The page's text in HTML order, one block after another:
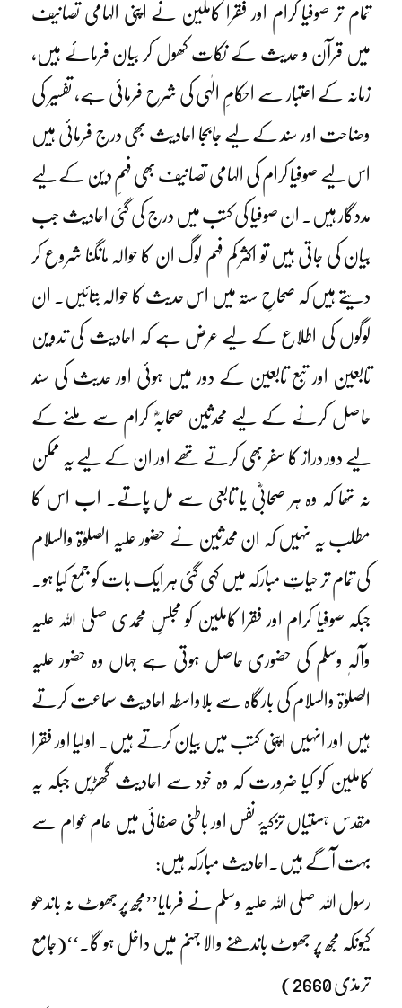
تمام تر صوفیا کرام اور فقرا کاملین نے اپنی الہامی تصانیف
میں قرآن و حدیث کے نکات کھول کر بیان فرمائے ہیں،
زمانہ کے اعتبار سے احکامِ الٰہی کی شرح فرمائی ہے، تفسیر کی
وضاحت اور سند کے لیے جابجا احادیث بھی درج فرمائی ہیں
اس لیے صوفیا کرام کی الہامی تصانیف بھی فہمِ دین کے لیے
مددگار ہیں۔ ان صوفیا کی کتب میں درج کی گئی احادیث جب
بیان کی جاتی ہیں تو اکثر کم فہم لوگ ان کا حوالہ مانگنا شروع کر
دیتے ہیں کہ صحاحِ ستہ میں اس حدیث کا حوالہ بتائیں۔ ان
لوگوں کی اطلاع کے لیے عرض ہے کہ احادیث کی تدوین
تابعین اور تبع تابعین کے دور میں ہوئی اور حدیث کی سند
حاصل کرنے کے لیے محدثین صحابہؓ کرام سے ملنے کے
لیے دور دراز کا سفر بھی کرتے تھے اور ان کے لیے یہ ممکن
نہ تھا کہ وہ ہر صحابیؓ یا تابعی سے مل پاتے۔ اب اس کا
مطلب یہ نہیں کہ ان محدثین نے حضور علیہ الصلوٰۃ والسلام
کی تمام تر حیاتِ مبارکہ میں کہی گئی ہر ایک بات کو جمع کیا ہو۔
جبکہ صوفیا کرام اور فقرا کاملین کو مجلسِ محمدی صلی اللہ علیہ
وآلہٖ وسلم کی حضوری حاصل ہوتی ہے جہاں وہ حضور علیہ
الصلوٰۃ والسلام کی بارگاہ سے بلاواسطہ احادیث سماعت کرتے
ہیں اور انہیں اپنی کتب میں بیان کرتے ہیں۔ اولیا اور فقرا
کاملین کو کیا ضرورت کہ وہ خود سے احادیث گھڑیں جبکہ یہ
مقدس ہستیاں تزکیۂ نفس اور باطنی صفائی میں عام عوام سے
بہت آگے ہیں۔احادیث مبارکہ ہیں:
رسول اللہ صلی اللہ علیہ وسلم نے فرمایا’’مجھ پر جھوٹ نہ باندھو
کیونکہ مجھ پر جھوٹ باندھنے والا جہنم میں داخل ہو گا۔‘‘(جامع
ترمذی 2660)